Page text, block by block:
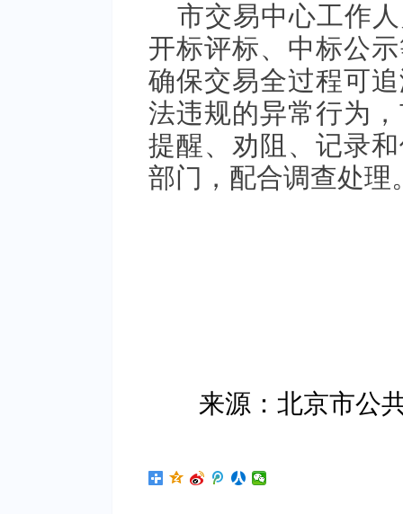
市交易中心工作
开标评标、中标公
确保交易全过程可
法违规的异常行为
提醒、劝阻、记录
部门，配合调查处理
来源：北京市公